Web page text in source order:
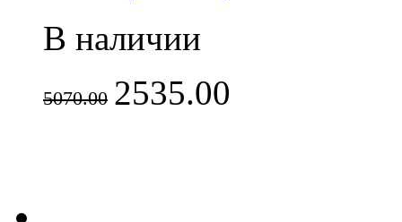
В наличии
5070.00 2535.00